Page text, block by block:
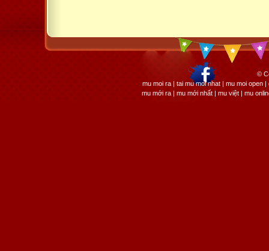
©
mu moi ra | tai mu moi nhat | mu moi open
mu mới ra | mu mới nhất | mu việt | mu